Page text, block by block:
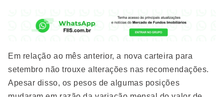
Em relação ao mês anterior, a nova carteira para
setembro não trouxe alterações nas recomendações.
Apesar disso, os pesos de algumas posições